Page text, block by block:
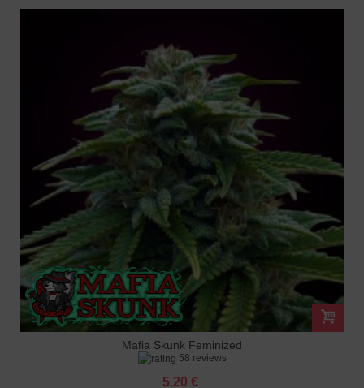
Mafia Skunk Feminized
58 reviews
5.20 €